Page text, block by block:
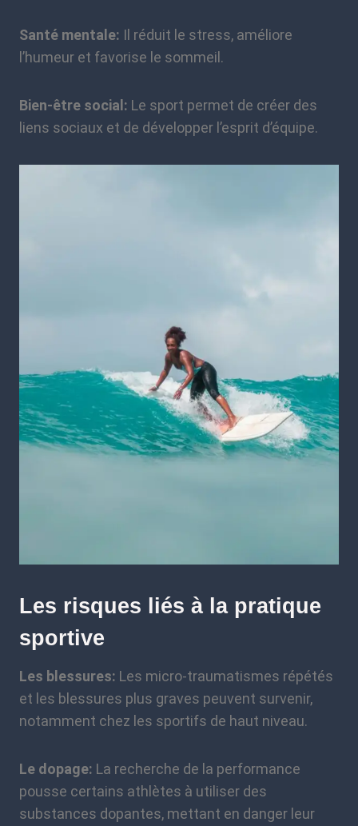
Santé mentale: Il réduit le stress, améliore
l’humeur et favorise le sommeil.
Bien-être social: Le sport permet de créer des
liens sociaux et de développer l’esprit d’équipe.
Les risques liés à la pratique
sportive
Les blessures: Les micro-traumatismes répétés
et les blessures plus graves peuvent survenir,
notamment chez les sportifs de haut niveau.
Le dopage: La recherche de la performance
pousse certains athlètes à utiliser des
substances dopantes, mettant en danger leur